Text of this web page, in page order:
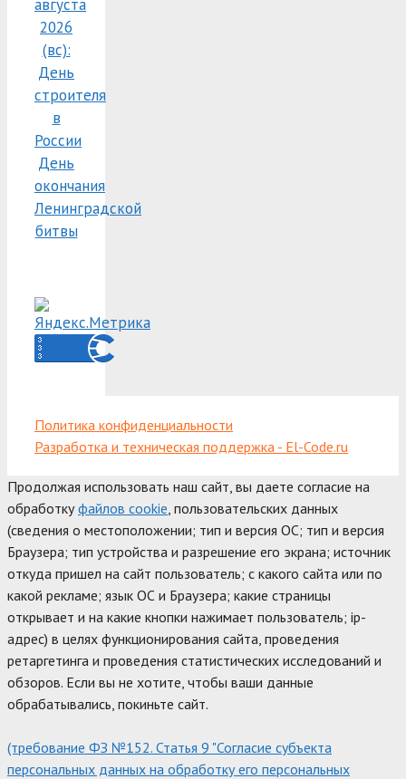
августа
2026
(вс):
День
строителя
в
России
День
окончания
Ленинградской
битвы
Политика конфиденциальности
Разработка и техническая поддержка - El-Code.ru
Продолжая использовать наш сайт, вы даете согласие на
обработкуфайлов cookie , пользовательских данных
(сведения о местоположении; тип и версия ОС; тип и версия
Браузера; тип устройства и разрешение его экрана; источник
откуда пришел на сайт пользователь; с какого сайта или по
какой рекламе; язык ОС и Браузера; какие страницы
открывает и на какие кнопки нажимает пользователь; ip-
адрес) в целях функционирования сайта, проведения
ретаргетинга и проведения статистических исследований и
обзоров. Если вы не хотите, чтобы ваши данные
обрабатывались, покиньте сайт.
(требование ФЗ №152. Статья 9 "Согласие субъекта
персональных данных на обработку его персональных